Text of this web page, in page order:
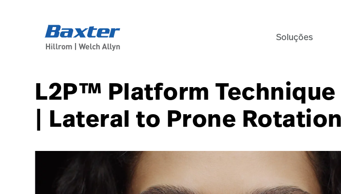
Soluções
L2P™ Platform Technique
| Lateral to Prone Rotation